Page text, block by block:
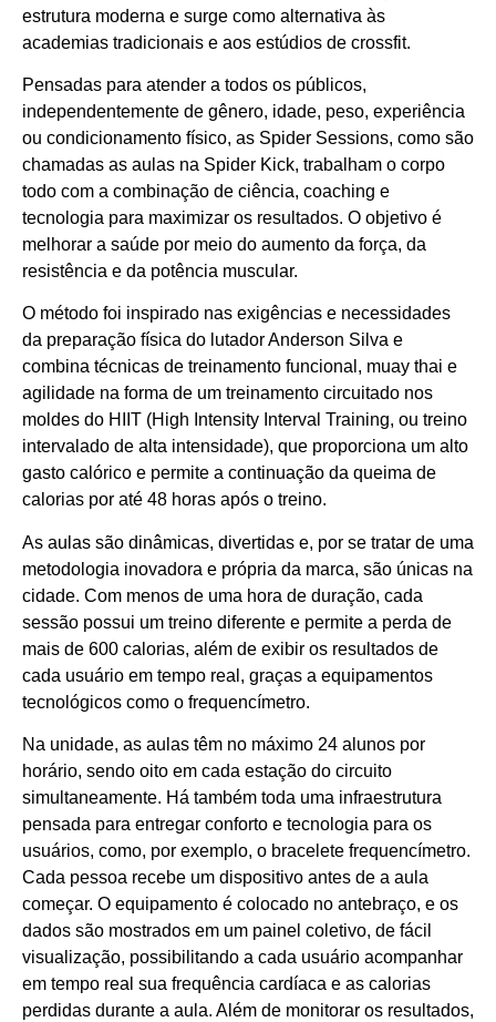
estrutura moderna e surge como alternativa às
academias tradicionais e aos estúdios de crossfit.
Pensadas para atender a todos os públicos,
independentemente de gênero, idade, peso, experiência
ou condicionamento físico, as Spider Sessions, como são
chamadas as aulas na Spider Kick, trabalham o corpo
todo com a combinação de ciência, coaching e
tecnologia para maximizar os resultados. O objetivo é
melhorar a saúde por meio do aumento da força, da
resistência e da potência muscular.
O método foi inspirado nas exigências e necessidades
da preparação física do lutador Anderson Silva e
combina técnicas de treinamento funcional, muay thai e
agilidade na forma de um treinamento circuitado nos
moldes do HIIT (High Intensity Interval Training, ou treino
intervalado de alta intensidade), que proporciona um alto
gasto calórico e permite a continuação da queima de
calorias por até 48 horas após o treino.
As aulas são dinâmicas, divertidas e, por se tratar de uma
metodologia inovadora e própria da marca, são únicas na
cidade. Com menos de uma hora de duração, cada
sessão possui um treino diferente e permite a perda de
mais de 600 calorias, além de exibir os resultados de
cada usuário em tempo real, graças a equipamentos
tecnológicos como o frequencímetro.
Na unidade, as aulas têm no máximo 24 alunos por
horário, sendo oito em cada estação do circuito
simultaneamente. Há também toda uma infraestrutura
pensada para entregar conforto e tecnologia para os
usuários, como, por exemplo, o bracelete frequencímetro.
Cada pessoa recebe um dispositivo antes de a aula
começar. O equipamento é colocado no antebraço, e os
dados são mostrados em um painel coletivo, de fácil
visualização, possibilitando a cada usuário acompanhar
em tempo real sua frequência cardíaca e as calorias
perdidas durante a aula. Além de monitorar os resultados,